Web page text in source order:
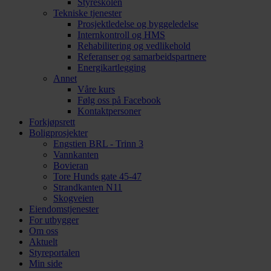
Styreskolen
Tekniske tjenester
Prosjektledelse og byggeledelse
Internkontroll og HMS
Rehabilitering og vedlikehold
Referanser og samarbeidspartnere
Energikartlegging
Annet
Våre kurs
Følg oss på Facebook
Kontaktpersoner
Forkjøpsrett
Boligprosjekter
Engstien BRL - Trinn 3
Vannkanten
Bovieran
Tore Hunds gate 45-47
Strandkanten N11
Skogveien
Eiendomstjenester
For utbygger
Om oss
Aktuelt
Styreportalen
Min side